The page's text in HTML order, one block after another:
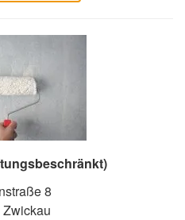
8